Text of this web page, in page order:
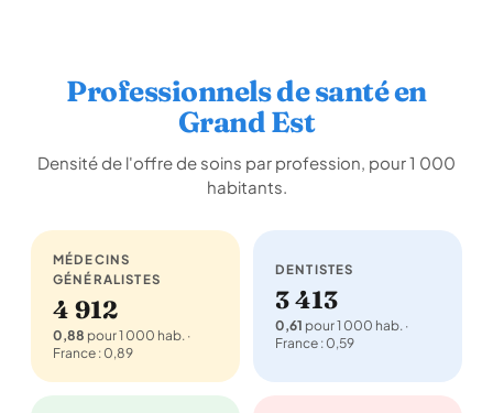
Professionnels de santé en
Grand Est
Densité de l'offre de soins par profession, pour 1 000
habitants.
MÉDECINS
GÉNÉRALISTES
4 912
0,88 pour 1 000 hab. ·
France : 0,89
DENTISTES
3 413
0,61 pour 1 000 hab. ·
France : 0,59